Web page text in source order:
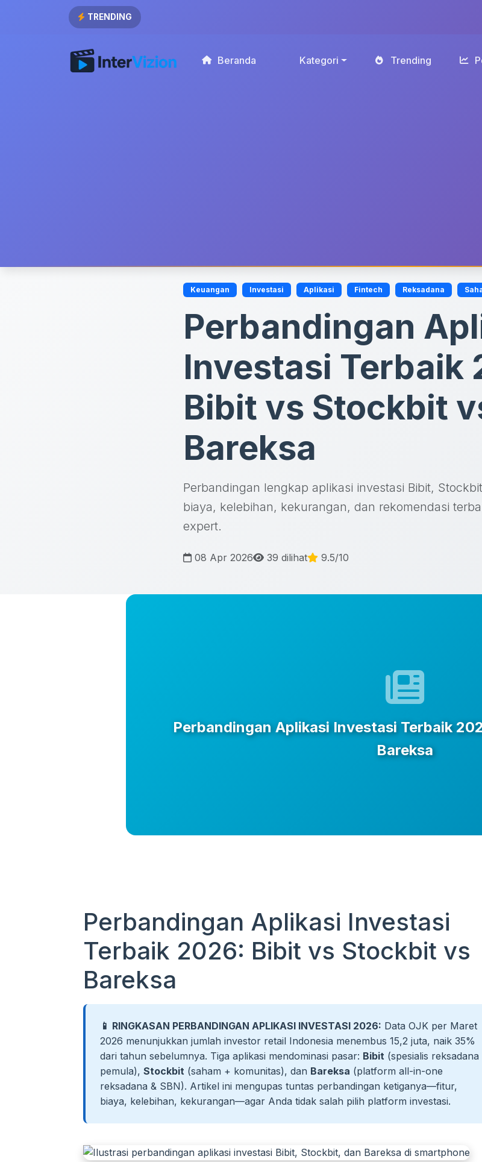
TRENDING
Beranda Kategori Trending
Keuangan Investasi Aplikasi Fintech Reksadana
Perbandingan
Investasi Terbaik
Bibit vs Stockbit
Bareksa
Perbandingan lengkap aplikasi investasi Bibit,
biaya, kelebihan, kekurangan, dan rekomendasi
expert.
08 Apr 2026 39 dilihat 9.5/10
Perbandingan Aplikasi Investasi Terbaik
Bareksa
Perbandingan Aplikasi Investasi
Terbaik 2026: Bibit vs Stockbit vs
Bareksa
📱 RINGKASAN PERBANDINGAN APLIKASI INVESTASI 2026: Data OJK per Maret
2026 menunjukkan jumlah investor retail Indonesia menembus 15,2 juta, naik 35%
dari tahun sebelumnya. Tiga aplikasi mendominasi pasar: Bibit (spesialis reksadana
pemula), Stockbit (saham + komunitas), dan Bareksa (platform all-in-one
reksadana & SBN). Artikel ini mengupas tuntas perbandingan ketiganya—fitur,
biaya, kelebihan, kekurangan—agar Anda tidak salah pilih platform investasi.